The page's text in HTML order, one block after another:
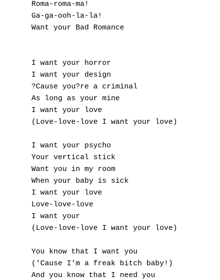
Roma-roma-ma!
Ga-ga-ooh-la-la!
Want your Bad Romance
I want your horror
I want your design
?Cause you?re a criminal
As long as your mine
I want your love
(Love-love-love I want your love)
I want your psycho
Your vertical stick
Want you in my room
When your baby is sick
I want your love
Love-love-love
I want your
(Love-love-love I want your love)
You know that I want you
('Cause I'm a freak bitch baby!)
And you know that I need you